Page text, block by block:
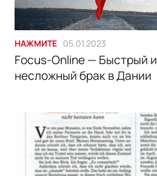
НАЖМИТЕ 05.01.2023
Focus-Online — Быстрый и
несложный брак в Дании